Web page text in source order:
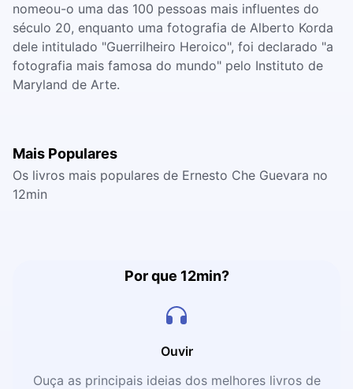
nomeou-o uma das 100 pessoas mais influentes do
século 20, enquanto uma fotografia de Alberto Korda
dele intitulado "Guerrilheiro Heroico", foi declarado "a
fotografia mais famosa do mundo" pelo Instituto de
Maryland de Arte.
Mais Populares
Os livros mais populares de Ernesto Che Guevara no
12min
Por que 12min?
Ouvir
Ouça as principais ideias dos melhores livros de